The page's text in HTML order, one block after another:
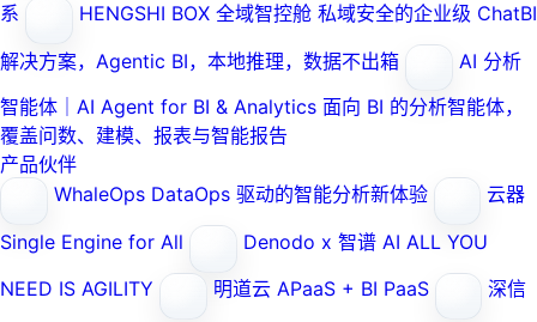
系
HENGSHI BOX 全域智控舱 私域安全的企业级 ChatBI
解决方案，Agentic BI，本地推理，数据不出箱
AI 分析
智能体｜AI Agent for BI & Analytics 面向 BI 的分析智能体，
覆盖问数、建模、报表与智能报告
产品伙伴
WhaleOps DataOps 驱动的智能分析新体验
云器
Single Engine for All
Denodo x 智谱 AI ALL YOU
NEED IS AGILITY
明道云 APaaS + BI PaaS
深信